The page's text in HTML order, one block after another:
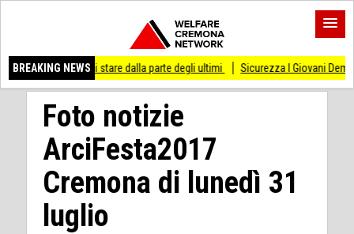
BREAKING NEWS
di stare dalla parte degli ultimi Sicurezza I Giovani Democratici
Foto notizie
ArciFesta2017
Cremona di lunedì 31
luglio